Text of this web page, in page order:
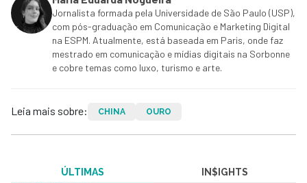
Jornalista formada pela Universidade de São Paulo (USP),
com pós-graduação em Comunicação e Marketing Digital
na ESPM. Atualmente, está baseada em Paris, onde faz
mestrado em comunicação e mídias digitais na Sorbonne
e cobre temas como luxo, turismo e arte.
Leia mais sobre: CHINA OURO
ÚLTIMAS IN$IGHTS